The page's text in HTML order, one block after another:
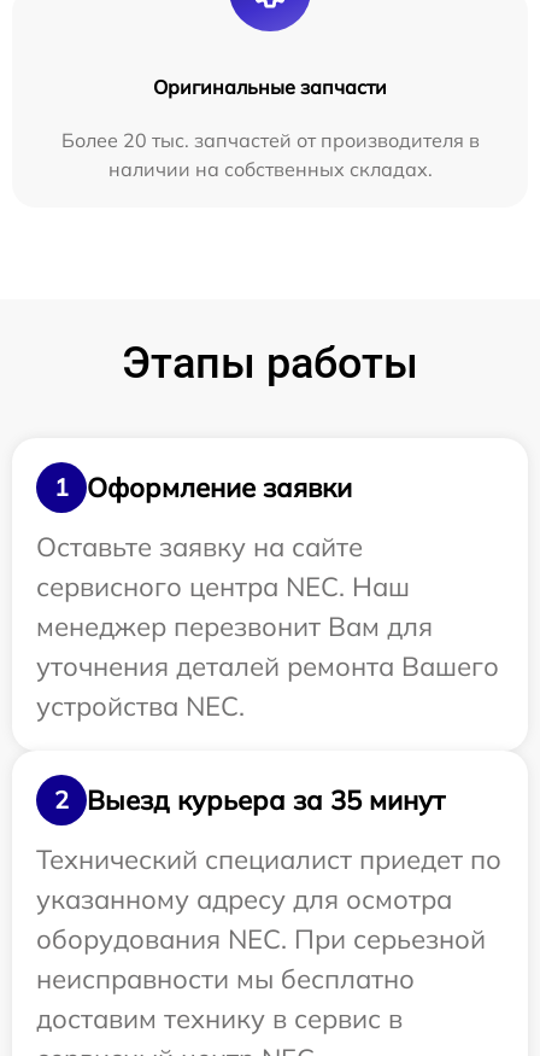
Оригинальные запчасти
Более 20 тыс. запчастей от производителя в
наличии на собственных складах.
Этапы работы
1
Оформление заявки
Оставьте заявку на сайте
сервисного центра NEC. Наш
менеджер перезвонит Вам для
уточнения деталей ремонта Вашего
устройства NEC.
2
Выезд курьера за 35 минут
Технический специалист приедет по
указанному адресу для осмотра
оборудования NEC. При серьезной
неисправности мы бесплатно
доставим технику в сервис в